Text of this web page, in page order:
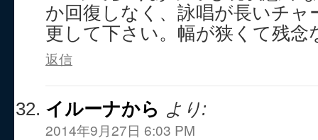
か回復しなく、詠唱が長いチ
更して下さい。幅が狭くて残念
返信
イルーナから より:
2014年9月27日 6:03 PM